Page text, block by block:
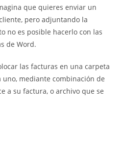
que quieres enviar un
pero adjuntando la
no es posible hacerlo con las
de Word.
las facturas en una carpeta
mediante combinación de
a su factura, o archivo que se